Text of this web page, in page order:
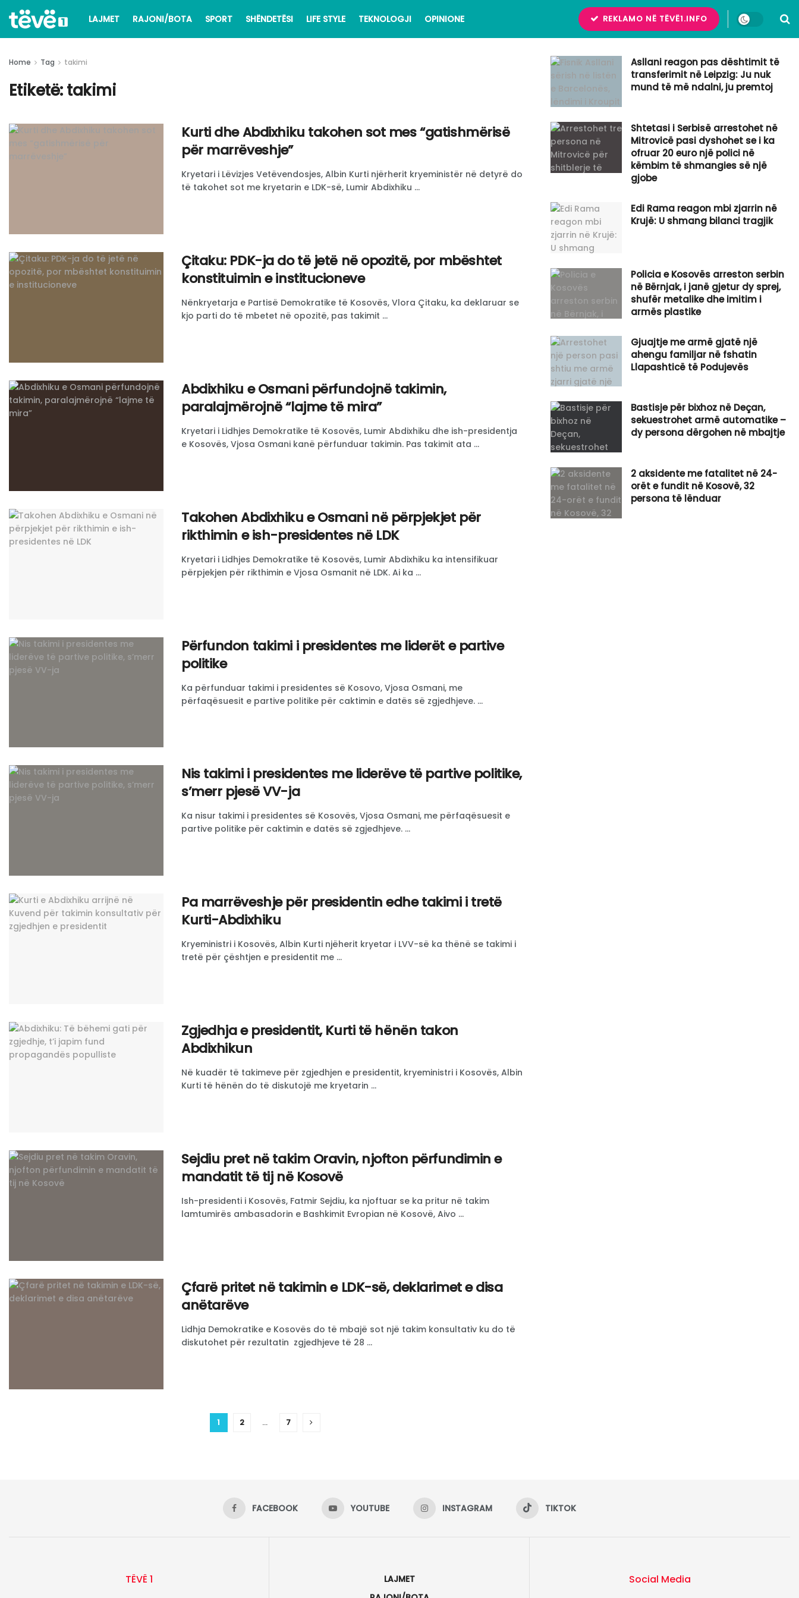
LAJMET RAJONI/BOTA SPORT SHËNDETËSI LIFE STYLE TEKNOLOGJI OPINIONE REKLAMO NË TËVË1.INFO
Home Tag takimi
Etiketë:takimi
Kurti dhe Abdixhiku takohen sot mes “gatishmërisë
për marrëveshje”
Kryetari i Lëvizjes Vetëvendosjes, Albin Kurti njërherit kryeministër në detyrë do
të takohet sot me kryetarin e LDK-së, Lumir Abdixhiku ...
Çitaku: PDK-ja do të jetë në opozitë, por mbështet
konstituimin e institucioneve
Nënkryetarja e Partisë Demokratike të Kosovës, Vlora Çitaku, ka deklaruar se
kjo parti do të mbetet në opozitë, pas takimit ...
Abdixhiku e Osmani përfundojnë takimin,
paralajmërojnë “lajme të mira”
Kryetari i Lidhjes Demokratike të Kosovës, Lumir Abdixhiku dhe ish-presidentja
e Kosovës, Vjosa Osmani kanë përfunduar takimin. Pas takimit ata ...
Takohen Abdixhiku e Osmani në përpjekjet për
rikthimin e ish-presidentes në LDK
Kryetari i Lidhjes Demokratike të Kosovës, Lumir Abdixhiku ka intensifikuar
përpjekjen për rikthimin e Vjosa Osmanit në LDK. Ai ka ...
Përfundon takimi i presidentes me liderët e partive
politike
Ka përfunduar takimi i presidentes së Kosovo, Vjosa Osmani, me
përfaqësuesit e partive politike për caktimin e datës së zgjedhjeve. ...
Nis takimi i presidentes me liderëve të partive politike,
s’merr pjesë VV-ja
Ka nisur takimi i presidentes së Kosovës, Vjosa Osmani, me përfaqësuesit e
partive politike për caktimin e datës së zgjedhjeve. ...
Pa marrëveshje për presidentin edhe takimi i tretë
Kurti-Abdixhiku
Kryeministri i Kosovës, Albin Kurti njëherit kryetar i LVV-së ka thënë se takimi i
tretë për çështjen e presidentit me ...
Zgjedhja e presidentit, Kurti të hënën takon
Abdixhikun
Në kuadër të takimeve për zgjedhjen e presidentit, kryeministri i Kosovës, Albin
Kurti të hënën do të diskutojë me kryetarin ...
Sejdiu pret në takim Oravin, njofton përfundimin e
mandatit të tij në Kosovë
Ish-presidenti i Kosovës, Fatmir Sejdiu, ka njoftuar se ka pritur në takim
lamtumirës ambasadorin e Bashkimit Evropian në Kosovë, Aivo ...
Çfarë pritet në takimin e LDK-së, deklarimet e disa
anëtarëve
Lidhja Demokratike e Kosovës do të mbajë sot një takim konsultativ ku do të
diskutohet për rezultatin zgjedhjeve të 28 ...
1 2 … 7
Asllani reagon pas dështimit të
transferimit në Leipzig: Ju nuk
mund të më ndalni, ju premtoj
Shtetasi i Serbisë arrestohet në
Mitrovicë pasi dyshohet se i ka
ofruar 20 euro një polici në
këmbim të shmangies së një
gjobe
Edi Rama reagon mbi zjarrin në
Krujë: U shmang bilanci tragjik
Policia e Kosovës arreston serbin
në Bërnjak, i janë gjetur dy sprej,
shufër metalike dhe imitim i
armës plastike
Gjuajtje me armë gjatë një
ahengu familjar në fshatin
Llapashticë të Podujevës
Bastisje për bixhoz në Deçan,
sekuestrohet armë automatike –
dy persona dërgohen në mbajtje
2 aksidente me fatalitet në 24-
orët e fundit në Kosovë, 32
persona të lënduar
FACEBOOK YOUTUBE INSTAGRAM TIKTOK
TËVË 1
LAJMET
Social Media